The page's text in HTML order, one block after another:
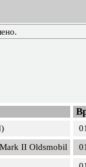
II Oldsmobil